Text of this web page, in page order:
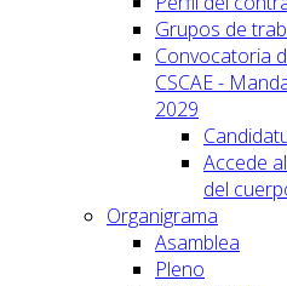
Grupos de
Convocatoria
CSCAE -
2029
Accede
del
Organigrama
Asamblea
Pleno